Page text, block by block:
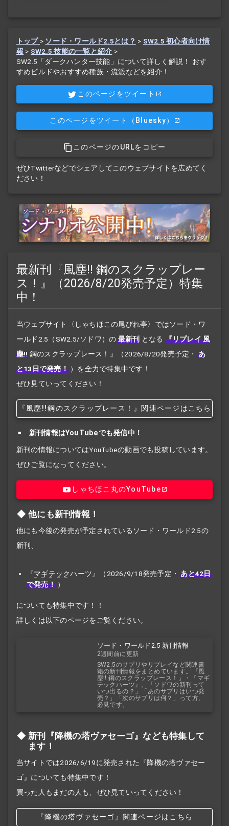
トップ > ソード・ワールド2.5とは？ > SW2.5 初心者向け情
報 > SW2.5 技能の一覧と紹介 >
SW2.5「ダークハンター技能」について詳しく解説！ おす
すめビルドやおすすめ種族・流派などを紹介！
このページをツイート
このページをツイート （Bluesky）
このページのURLをコピー
ぜひTwitterなどでシェアしてこのウェブサイトを広めてく
ださい！
最新刊『風塵!! 鋼のスクラップレー
ス！』（2026/8/20発売予定）特集
中！
当ウェブサイト〈しゃちほこの尾びれ亭〉ではソード・ワ
ールド2.5（SW2.5/ソドワ）の 最新刊 となる 『リプレイ 風
塵!! 鋼のスクラップレース！』 （2026/8/20発売予定・ あ
と13日で発売！ ）を全力で特集中です！
ぜひ見ていってください！
『風塵!! 鋼のスクラップレース！』関連ページはこちら
新刊情報はYouTubeでも発信中！
新刊の情報についてはYouTubeの動画でも投稿しています。
ぜひご覧になってください。
しゃちほこ丸のYouTube
他にも新刊情報！
他にも今後の発売が予定されているソード・ワールド2.5の
新刊、
『マギテックハーツ』（2026/9/18発売予定・ あと42日
で発売！ ）
についても特集中です！！
詳しくは以下のページをご覧ください。
ソード・ワールド2.5 新刊情報
2週間前に更新
SW2.5のサプリやリプレイなど関連書
籍の新刊情報をまとめています。『風
塵!! 鋼のスクラップレース！』・『マギ
テックハーツ』。「ソドワの新刊って
いつ出るの？」「あのサプリはいつ発
売？」「次のサプリは何？」って方、
必見です。
新刊『降機の塔ヴァセーゴ』なども特集して
ます！
当サイトでは2026/6/19に発売された『降機の塔ヴァセー
ゴ』についても特集中です！
買った人もまだの人も、ぜひ見ていってください！
『降機の塔ヴァセーゴ』関連ページはこちら